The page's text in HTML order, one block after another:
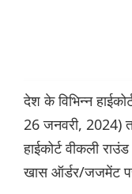
देश के विभिन्न
26 जनवरी, 2024)
हाईकोर्ट वीकली
खास ऑर्डर/जजमेंट